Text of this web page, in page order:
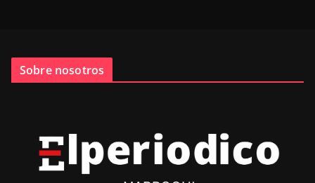
Sobre nosotros